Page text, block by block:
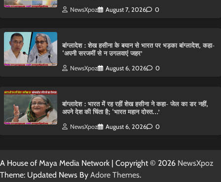
NewsXpoz August 7, 2026 0
बांग्लादेश : शेख हसीना के बयान से भारत पर भड़का बांग्लादेश, कहा-
‘अपनी सरजमीं से न उगलवाएं जहर’
NewsXpoz August 6, 2026 0
बांग्लादेश : भारत में रह रहीं शेख हसीना ने कहा- जेल का डर नहीं,
अपने देश की चिंता है; ‘भारत महान दोस्त…’
NewsXpoz August 6, 2026 0
A House of Maya Media Network | Copyright © 2026 NewsXpoz
Theme: Updated News By Adore Themes.